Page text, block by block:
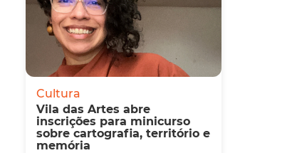
Cultura
Vila das Artes abre
inscrições para minicurso
sobre cartografia, território e
memória